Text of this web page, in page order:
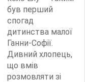
був перший
спогад
дитинства малої
Ганни-Софії.
Дивний хлопець,
що вмів
розмовляти зі